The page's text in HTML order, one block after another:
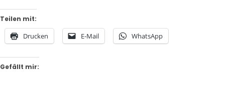
Teilen mit:
Drucken E-Mail WhatsApp
Gefällt mir: